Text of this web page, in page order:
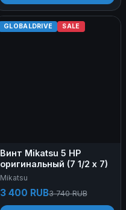
GLOBALDRIVE SALE
Винт Mikatsu 5 HP
оригинальный (7 1/2 х 7)
Mikatsu
3 400 RUB3 740 RUB